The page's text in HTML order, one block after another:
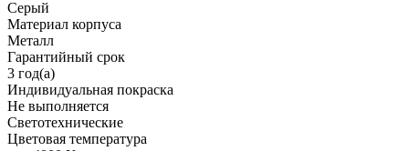
Серый
Материал корпуса
Металл
Гарантийный срок
3 год(а)
Индивидуальная покраска
Не выполняется
Светотехнические
Цветовая температура